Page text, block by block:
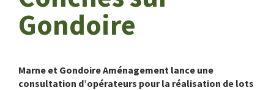
Gondoire
Marne et Gondoire Aménagement lance une
consultation d’opérateurs pour la réalisation de lots